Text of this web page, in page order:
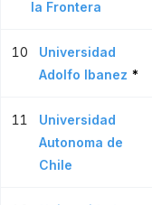
la Frontera
10
Universidad
Adolfo Ibanez *
11
Universidad
Autonoma de
Chile